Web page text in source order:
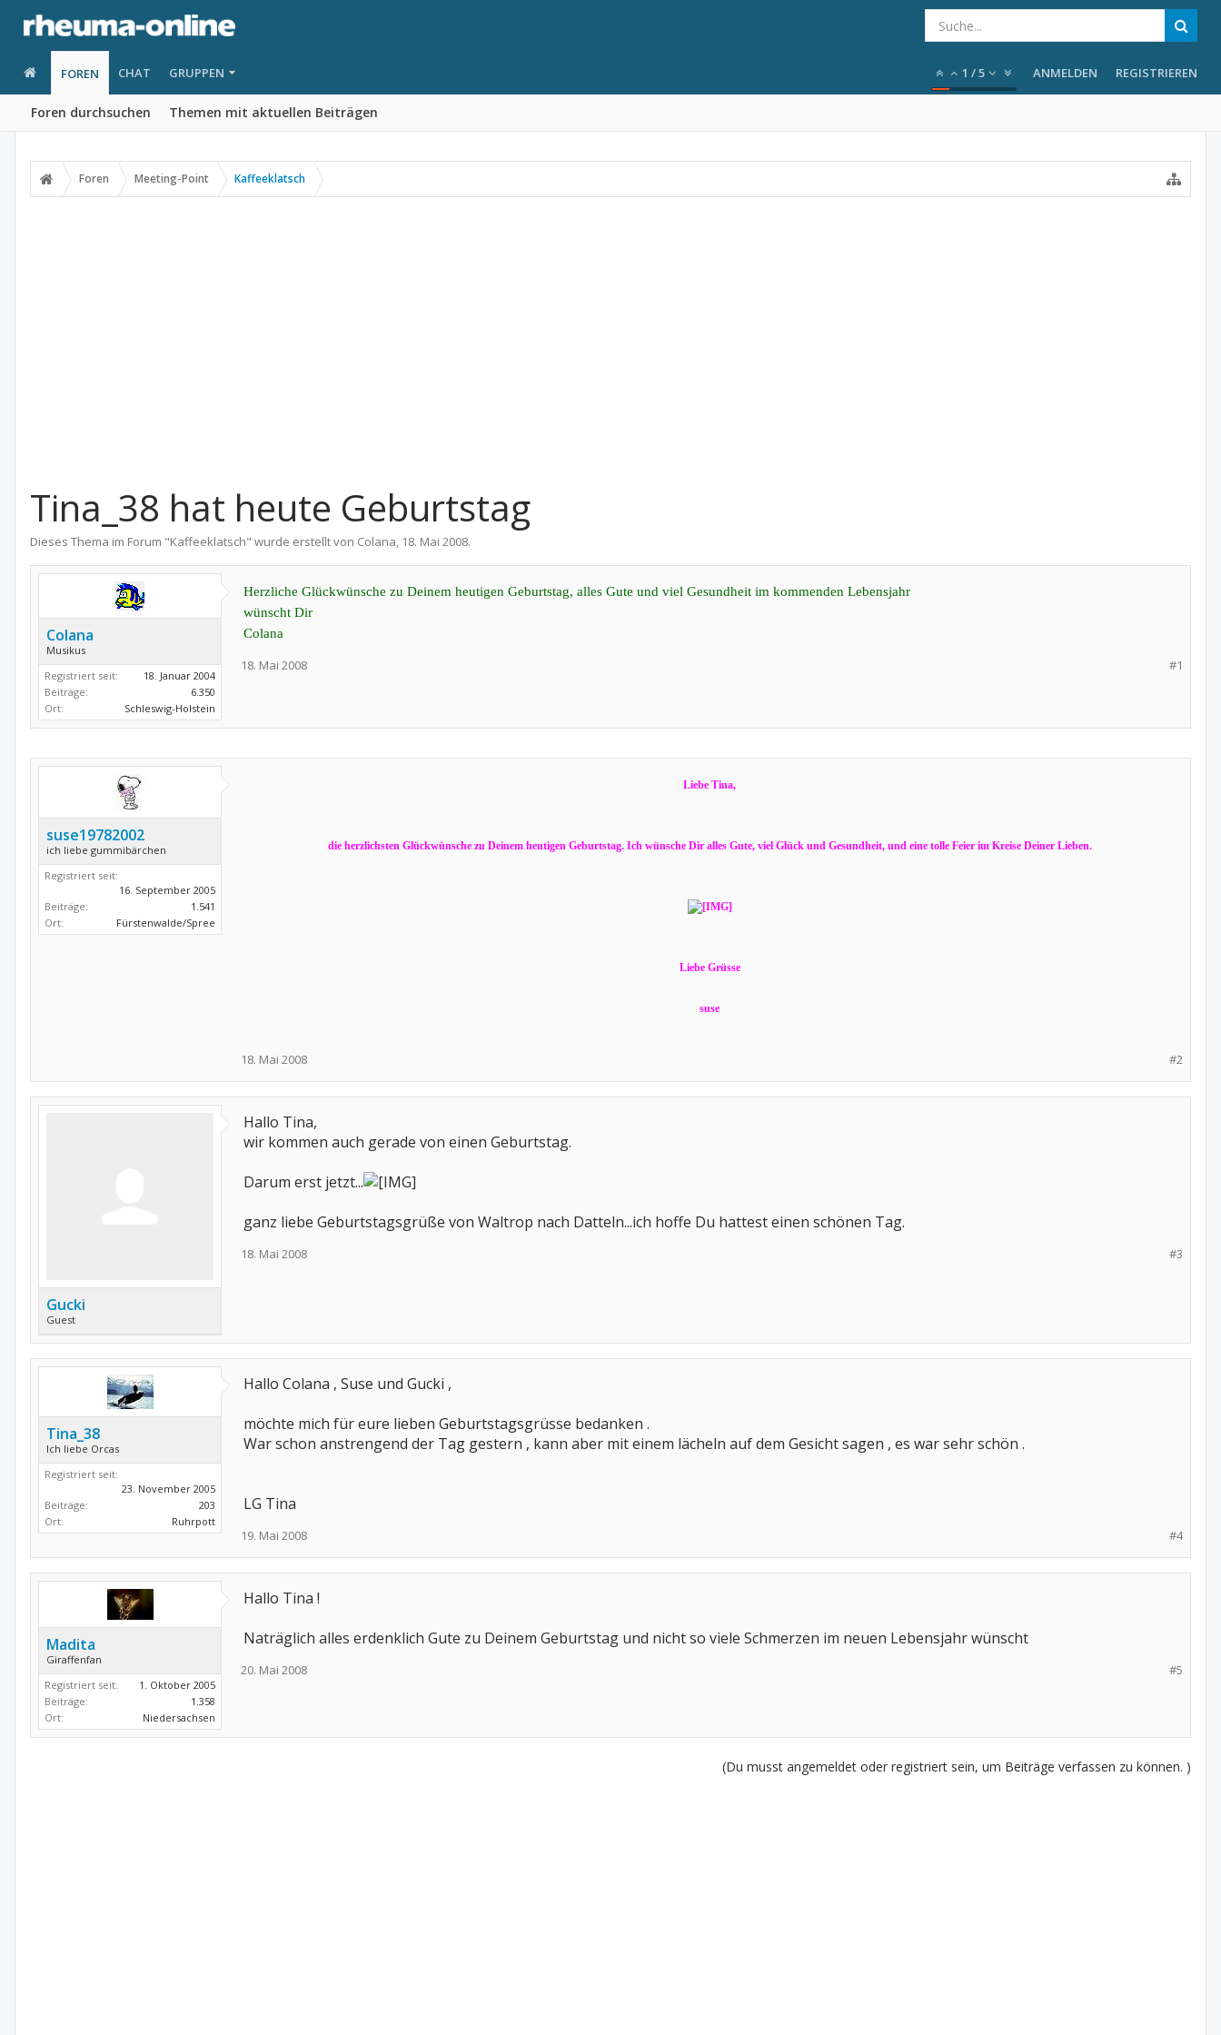
FOREN
Foren durchsuchen Themen mit aktuellen Beiträgen
CHAT GRUPPEN 1 /5 ANMELDEN REGISTRIEREN
Foren Meeting-Point Kaffeeklatsch
Tina_38 hat heute Geburtstag
Dieses Thema im Forum "Kaffeeklatsch" wurde erstellt von Colana, 18. Mai 2008.
Colana
Musikus
Registriert seit:
18. Januar 2004
Beiträge:
6.350
Ort:
Schleswig-Holstein
Herzliche Glückwünsche zu Deinem heutigen Geburtstag, alles Gute und viel Gesundheit im kommenden Lebensjahr
wünscht Dir
Colana
#1
18. Mai 2008
suse19782002
ich liebe gummibärchen
Registriert seit:
16. September 2005
Beiträge:
1.541
Ort:
Fürstenwalde/Spree
Liebe Tina,
die herzlichsten Glückwünsche zu Deinem heutigen Geburtstag. Ich wünsche Dir alles Gute, viel Glück und Gesundheit, und eine tolle Feier im Kreise Deiner Lieben.
Liebe Grüsse
suse
#2
18. Mai 2008
Gucki
Guest
Hallo Tina,
wir kommen auch gerade von einen Geburtstag.
Darum erst jetzt...
ganz liebe Geburtstagsgrüße von Waltrop nach Datteln...ich hoffe Du hattest einen schönen Tag.
#3
18. Mai 2008
Tina_38
Ich liebe Orcas
Registriert seit:
23. November 2005
Beiträge:
203
Ort:
Ruhrpott
Hallo Colana , Suse und Gucki ,
möchte mich für eure lieben Geburtstagsgrüsse bedanken .
War schon anstrengend der Tag gestern , kann aber mit einem lächeln auf dem Gesicht sagen , es war sehr schön .
LG Tina
#4
19. Mai 2008
Madita
Giraffenfan
Registriert seit:
1. Oktober 2005
Beiträge:
1.358
Ort:
Niedersachsen
Hallo Tina !
Naträglich alles erdenklich Gute zu Deinem Geburtstag und nicht so viele Schmerzen im neuen Lebensjahr wünscht
#5
20. Mai 2008
(Du musst angemeldet oder registriert sein, um Beiträge verfassen zu können. )